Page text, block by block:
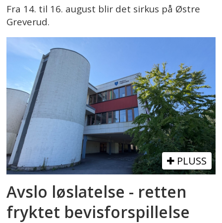
Fra 14. til 16. august blir det sirkus på Østre
Greverud.
PLUSS
Avslo løslatelse - retten
fryktet bevisforspillelse